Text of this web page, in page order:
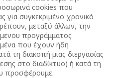
cookies που
για συγκεκριμένο χρονικό
μεταξύ άλλων, την
προγράμματος
που έχουν ήδη
τη διακοπή μιας διεργασίας
στο διαδίκτυο) ή κατά τη
προσφέρουμε.